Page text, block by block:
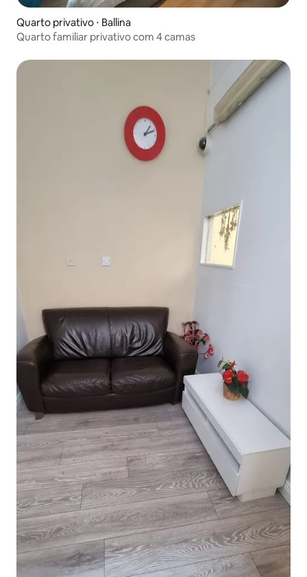
Quarto privativo ⋅ Ballina
Quarto familiar privativo com 4 camas